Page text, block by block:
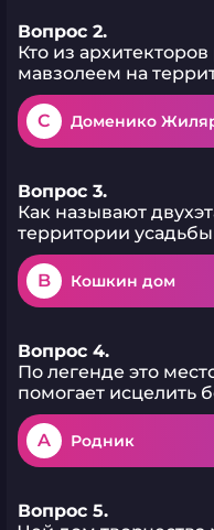
Вопрос 2.
Кто из
мавзолеем на
C Доменико
Вопрос 3.
Как называют
территории
B Кошкин дом
Вопрос 4.
По легенде это
помогает исцелить
A Родник
Вопрос 5.